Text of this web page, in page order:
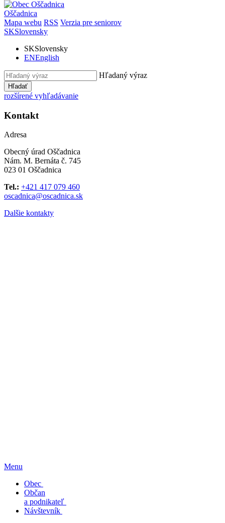
Oščadnica
Mapa webu RSS Verzia pre seniorov
SKSlovensky
SKSlovensky
ENEnglish
Hľadaný výraz
Hľadať
rozšírené vyhľadávanie
Kontakt
Adresa
Obecný úrad Oščadnica
Nám. M. Bernáta č. 745
023 01 Oščadnica
Tel.: +421 417 079 460
oscadnica@oscadnica.sk
Dalšie kontakty
Menu
Obec
Občan
a podnikateľ
Návštevník